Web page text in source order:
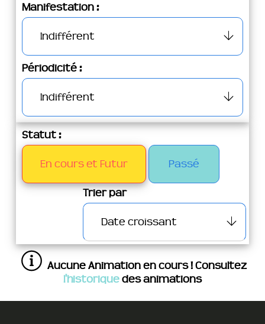
Manifestation :
Périodicité :
Statut :
En cours et Futur Passé
Trier par
Aucune Animation en cours ! Consultez
l'historiquedes animations